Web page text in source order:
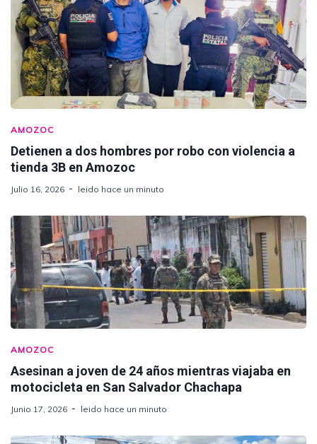
AMOZOC
Detienen a dos hombres por robo con violencia a
tienda 3B en Amozoc
Julio 16, 2026 leido hace un minuto
AMOZOC
Asesinan a joven de 24 años mientras viajaba en
motocicleta en San Salvador Chachapa
Junio 17, 2026 leido hace un minuto